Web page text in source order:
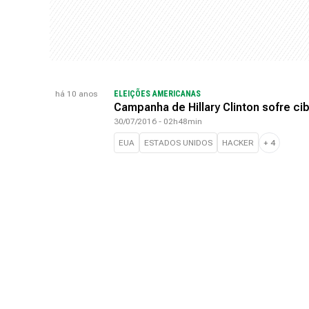
há 10 anos ELEIÇÕES AMERICANAS
Campanha de Hillary Clinton sofre
30/07/2016 - 02h48min
EUA ESTADOS UNIDOS HACKER + 4